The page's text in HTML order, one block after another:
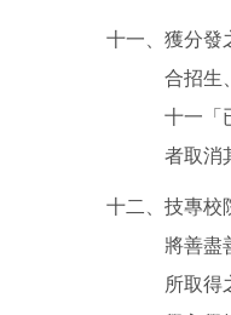
十一、獲分
合招生
十一「
者取消
十二、技專校
將善盡
所取得